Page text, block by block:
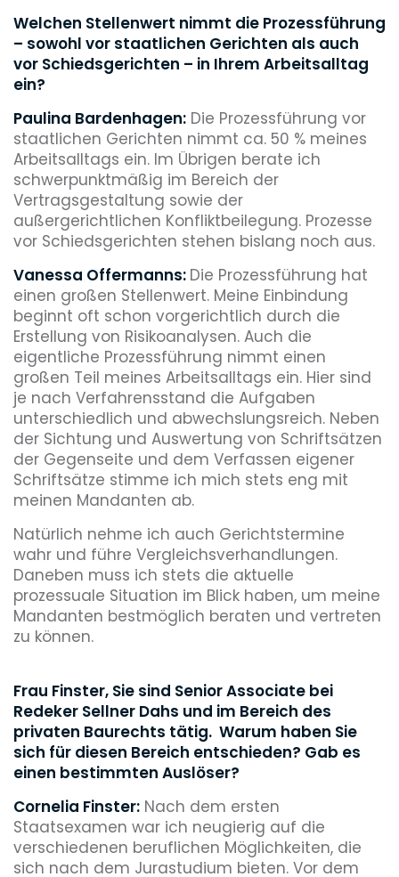
Welchen Stellenwert nimmt die Prozessführung
– sowohl vor staatlichen Gerichten als auch
vor Schiedsgerichten – in Ihrem Arbeitsalltag
ein?
Paulina Bardenhagen: Die Prozessführung vor
staatlichen Gerichten nimmt ca. 50 % meines
Arbeitsalltags ein. Im Übrigen berate ich
schwerpunktmäßig im Bereich der
Vertragsgestaltung sowie der
außergerichtlichen Konfliktbeilegung. Prozesse
vor Schiedsgerichten stehen bislang noch aus.
Vanessa Offermanns: Die Prozessführung hat
einen großen Stellenwert. Meine Einbindung
beginnt oft schon vorgerichtlich durch die
Erstellung von Risikoanalysen. Auch die
eigentliche Prozessführung nimmt einen
großen Teil meines Arbeitsalltags ein. Hier sind
je nach Verfahrensstand die Aufgaben
unterschiedlich und abwechslungsreich. Neben
der Sichtung und Auswertung von Schriftsätzen
der Gegenseite und dem Verfassen eigener
Schriftsätze stimme ich mich stets eng mit
meinen Mandanten ab.
Natürlich nehme ich auch Gerichtstermine
wahr und führe Vergleichsverhandlungen.
Daneben muss ich stets die aktuelle
prozessuale Situation im Blick haben, um meine
Mandanten bestmöglich beraten und vertreten
zu können.
Frau Finster, Sie sind Senior Associate bei
Redeker Sellner Dahs und im Bereich des
privaten Baurechts tätig. Warum haben Sie
sich für diesen Bereich entschieden? Gab es
einen bestimmten Auslöser?
Cornelia Finster: Nach dem ersten
Staatsexamen war ich neugierig auf die
verschiedenen beruflichen Möglichkeiten, die
sich nach dem Jurastudium bieten. Vor dem